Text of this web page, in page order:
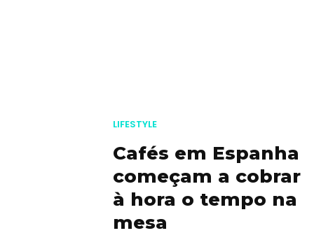
LIFESTYLE
Cafés em Espanha
começam a cobrar
à hora o tempo na
mesa